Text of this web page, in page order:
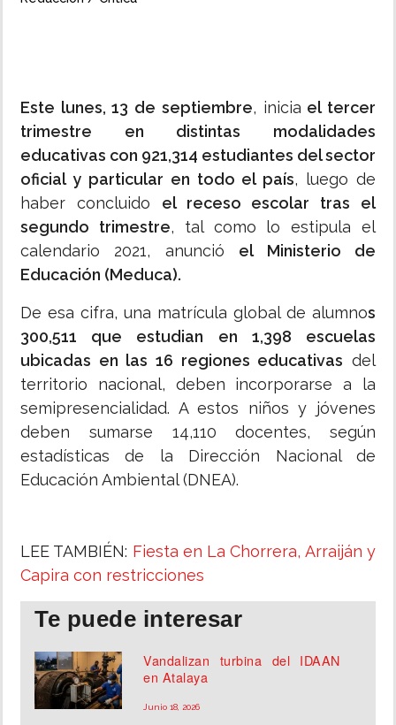
Este lunes, 13 de septiembre, inicia el tercer
trimestre en distintas modalidades
educativas con 921,314 estudiantes del sector
oficial y particular en todo el país, luego de
haber concluido el receso escolar tras el
segundo trimestre, tal como lo estipula el
calendario 2021, anunció el Ministerio de
Educación (Meduca).
De esa cifra, una matrícula global de alumnos
300,511 que estudian en 1,398 escuelas
ubicadas en las 16 regiones educativas del
territorio nacional, deben incorporarse a la
semipresencialidad. A estos niños y jóvenes
deben sumarse 14,110 docentes, según
estadísticas de la Dirección Nacional de
Educación Ambiental (DNEA).
LEE TAMBIÉN: Fiesta en La Chorrera, Arraiján y
Capira con restricciones
Te puede interesar
Vandalizan turbina del IDAAN
en Atalaya
Junio 18, 2026